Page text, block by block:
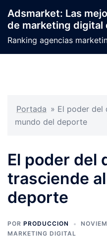
contenido
Adsmarket: Las
de marketing digital
Ranking agencias
Portada » El poder del
mundo del deporte
El poder del
trasciende
deporte
POR PRODUCCION
MARKETING DIGITAL